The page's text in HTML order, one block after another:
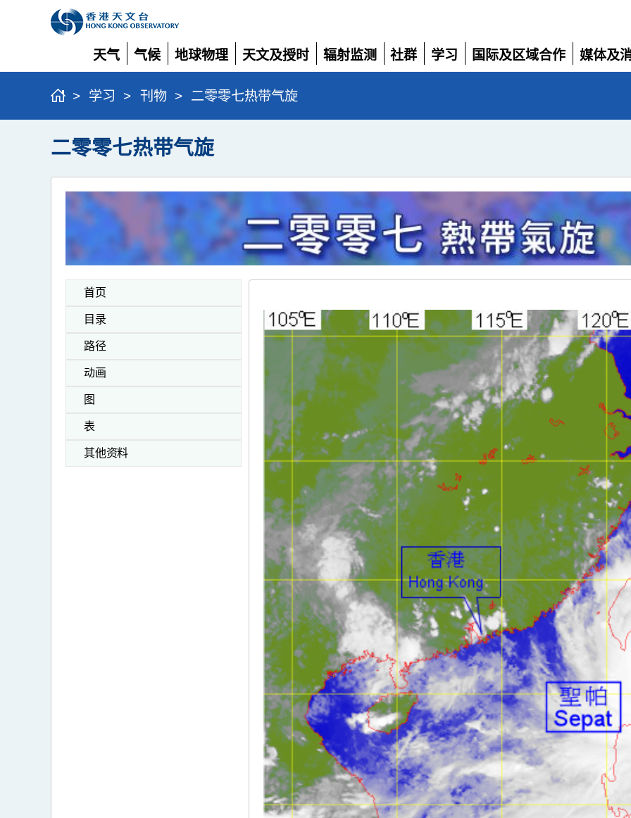
天气
展
开
气候
展
开
地球物理
展
开
天文及授时
展
开
辐射监测
展
社群
展
学习
展
国际及区域合作
展
媒体及
展
> 学习 > 刊物 > 二零零七热带气旋
二零零七热带气旋
首页
目录
路径
动画
图
表
其他资料